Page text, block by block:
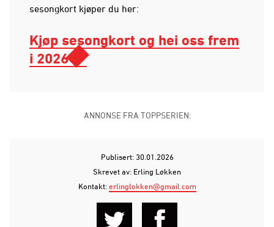
sesongkort kjøper du her:
Kjøp sesongkort og hei oss frem
i 2026
ANNONSE FRA TOPPSERIEN:
Publisert: 30.01.2026
Skrevet av: Erling Løkken
Kontakt:erlinglokken@gmail.com